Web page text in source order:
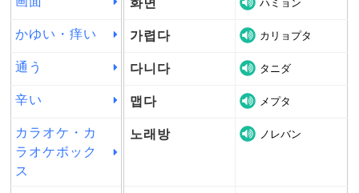
화면 ハミョン
かゆい・痒い 가렵다 カリョプタ
通う 다니다 タニダ
辛い 맵다 メプタ
カラオケ・カ
ラオケボック
ス
노래방 ノレバン